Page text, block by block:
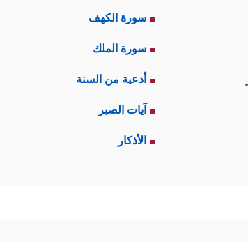
سورة الكهف
سورة الملك
أدعية من السنة
آيات الصبر
الأذكار